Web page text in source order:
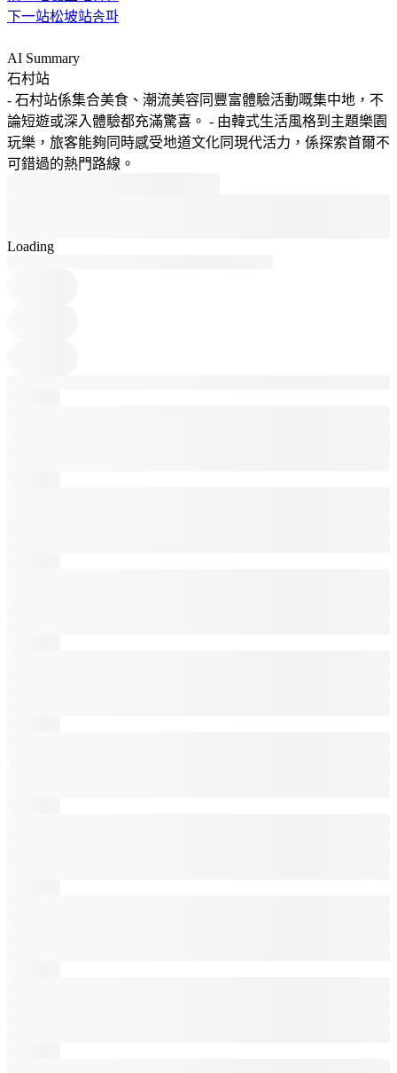
下一站松坡站송파
AI Summary
石村站
- 石村站係集合美食、潮流美容同豐富體驗活動嘅集中地，不
論短遊或深入體驗都充滿驚喜。 - 由韓式生活風格到主題樂園
玩樂，旅客能夠同時感受地道文化同現代活力，係探索首爾不
可錯過的熱門路線。
Loading